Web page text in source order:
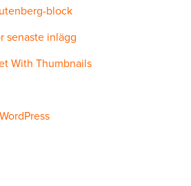
block
senaste inlägg
With Thumbnails